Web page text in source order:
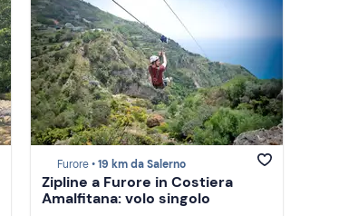
Furore •19 km da Salerno
Zipline a Furore in Costiera
Amalfitana: volo singolo